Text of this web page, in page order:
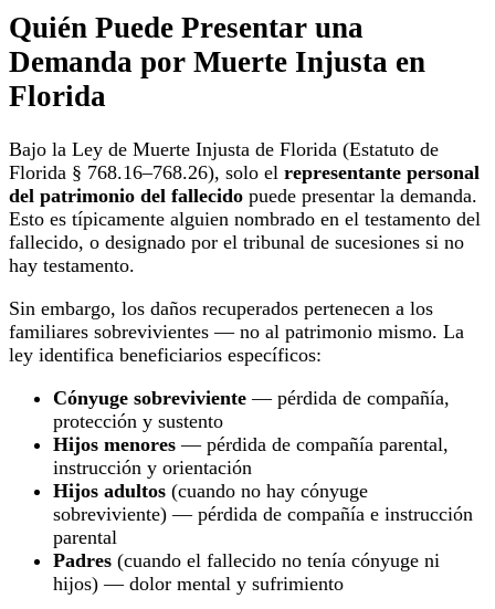
Quién Puede Presentar una
Demanda por Muerte Injusta en
Florida
Bajo la Ley de Muerte Injusta de Florida (Estatuto de
Florida § 768.16–768.26), solo el representante personal
del patrimonio del fallecido puede presentar la demanda.
Esto es típicamente alguien nombrado en el testamento del
fallecido, o designado por el tribunal de sucesiones si no
hay testamento.
Sin embargo, los daños recuperados pertenecen a los
familiares sobrevivientes — no al patrimonio mismo. La
ley identifica beneficiarios específicos:
Cónyuge sobreviviente — pérdida de compañía,
protección y sustento
Hijos menores — pérdida de compañía parental,
instrucción y orientación
Hijos adultos (cuando no hay cónyuge
sobreviviente) — pérdida de compañía e instrucción
parental
Padres (cuando el fallecido no tenía cónyuge ni
hijos) — dolor mental y sufrimiento